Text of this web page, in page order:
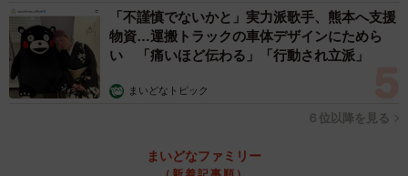
「不謹慎でないかと」実力派歌手、熊本へ支援
物資…運搬トラックの車体デザインにためら
い 「痛いほど伝わる」「行動され立派」
まいどなトピック
６位以降を見る
まいどなファミリー